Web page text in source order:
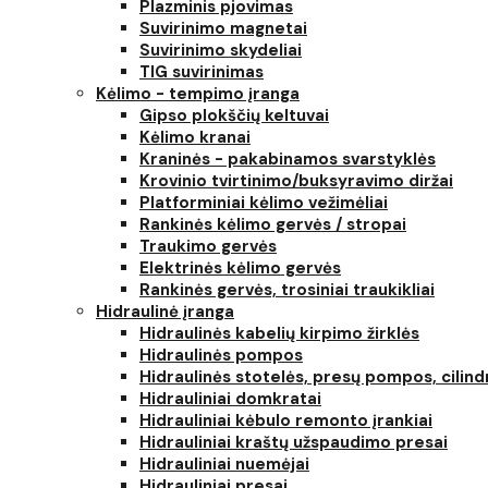
Plazminis pjovimas
Suvirinimo magnetai
Suvirinimo skydeliai
TIG suvirinimas
Kėlimo - tempimo įranga
Gipso plokščių keltuvai
Kėlimo kranai
Kraninės - pakabinamos svarstyklės
Krovinio tvirtinimo/buksyravimo diržai
Platforminiai kėlimo vežimėliai
Rankinės kėlimo gervės / stropai
Traukimo gervės
Elektrinės kėlimo gervės
Rankinės gervės, trosiniai traukikliai
Hidraulinė įranga
Hidraulinės kabelių kirpimo žirklės
Hidraulinės pompos
Hidraulinės stotelės, presų pompos,
Hidrauliniai domkratai
Hidrauliniai kėbulo remonto įrankiai
Hidrauliniai kraštų užspaudimo presai
Hidrauliniai nuemėjai